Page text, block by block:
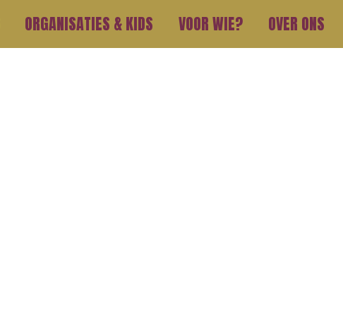
ORGANISATIES & KIDS VOOR WIE? OVER ONS